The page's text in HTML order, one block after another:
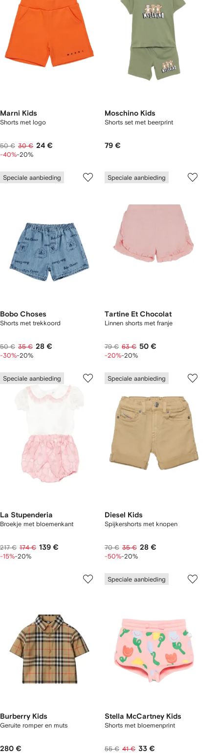
Marni Kids
Shorts met logo
50 € 30 € 24 €
-40%-20%
Moschino Kids
Shorts set met beerprint
79 €
Speciale aanbieding
Bobo Choses
Shorts met trekkoord
50 € 35 € 28 €
-30%-20%
Speciale aanbieding
Tartine Et Chocolat
Linnen shorts met franje
79 € 63 € 50 €
-20%-20%
Speciale aanbieding
La Stupenderia
Broekje met bloemenkant
217 € 174 € 139 €
-15%-20%
Speciale aanbieding
Diesel Kids
Spijkershorts met knopen
70 € 35 € 28 €
-50%-20%
Burberry Kids
Geruite romper en muts
280 €
Speciale aanbieding
Stella McCartney Kids
Shorts met bloemenprint
55 € 41 € 33 €